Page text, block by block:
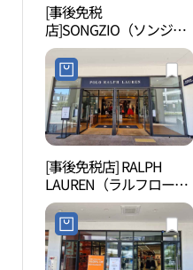
[事後免税
店]SONGZIO（ソンジ
オ）・現代プレミアムア
ウトレットキンポ（金
浦）店(송지오 현대프리
미엄아울렛 김포점)
[事後免税店] RALPH
LAUREN（ラルフローレ
ン）・現代プレミアムア
ウトレットキンポ（金
浦）店(폴로랄프로렌 현
대프리미엄아울렛 김포